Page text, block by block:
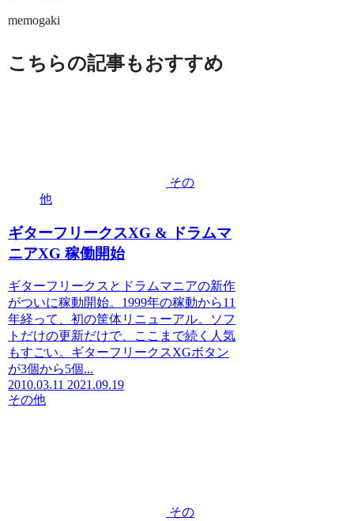
memogaki
こちらの記事もおすすめ
その
他
ギターフリークスXG & ドラムマ
ニアXG 稼働開始
ギターフリークスとドラムマニアの新作
がついに稼動開始。1999年の稼動から11
年経って、初の筐体リニューアル。ソフ
トだけの更新だけで、ここまで続く人気
もすごい。ギターフリークスXGボタン
が3個から5個...
2010.03.11 2021.09.19
その他
その